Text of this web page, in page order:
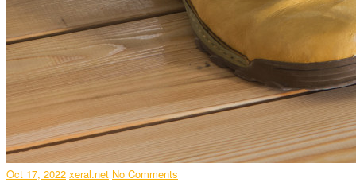
Oct 17, 2022 xeral.net No Comments